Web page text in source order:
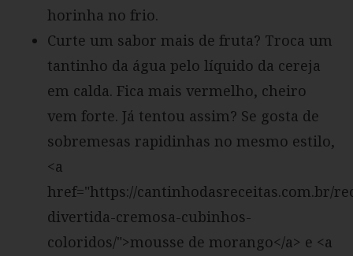
horinha no frio.
Curte um sabor mais de fruta? Troca um
tantinho da água pelo líquido da cereja
em calda. Fica mais vermelho, cheiro
vem forte. Já tentou assim? Se gosta de
sobremesas rapidinhas no mesmo estilo,
<a
href="https://cantinhodasreceitas.com.br/
divertida-cremosa-cubinhos-
coloridos/">mousse de morango</a> e <a